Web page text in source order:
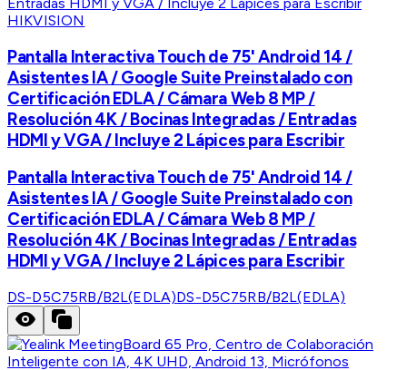
HIKVISION
Pantalla Interactiva Touch de 75' Android 14 /
Asistentes IA / Google Suite Preinstalado con
Certificación EDLA / Cámara Web 8 MP /
Resolución 4K / Bocinas Integradas / Entradas
HDMI y VGA / Incluye 2 Lápices para Escribir
Pantalla Interactiva Touch de 75' Android 14 /
Asistentes IA / Google Suite Preinstalado con
Certificación EDLA / Cámara Web 8 MP /
Resolución 4K / Bocinas Integradas / Entradas
HDMI y VGA / Incluye 2 Lápices para Escribir
DS-D5C75RB/B2L(EDLA)DS-D5C75RB/B2L(EDLA)